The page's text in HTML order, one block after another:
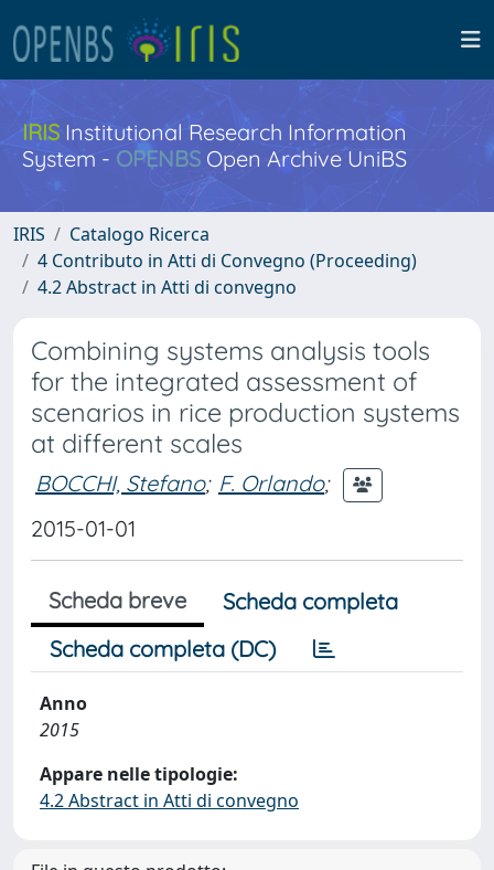
IRISInstitutional Research Information
System - OPENBS Open Archive UniBS
IRIS
Catalogo Ricerca
4 Contributo in Atti di Convegno (Proceeding)
4.2 Abstract in Atti di convegno
Combining systems analysis tools
for the integrated assessment of
scenarios in rice production systems
at different scales
BOCCHI, Stefano; F. Orlando;
2015-01-01
Scheda breve
Scheda completa
Scheda completa (DC)
Anno
2015
Appare nelle tipologie:
4.2 Abstract in Atti di convegno